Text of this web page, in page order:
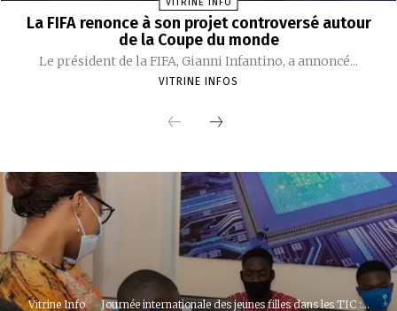
VITRINE INFO
La FIFA renonce à son projet controversé autour
de la Coupe du monde
Le président de la FIFA, Gianni Infantino, a annoncé...
VITRINE INFOS